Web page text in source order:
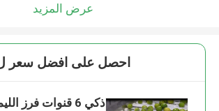
عرض المزيد
احصل على افضل سعر
ذكي 6 قنوات فرز